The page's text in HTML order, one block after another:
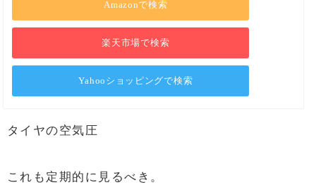
Amazonで検索
楽天市場で検索
Yahooショッピングで検索
タイヤの空気圧
これも定期的に見るべき。